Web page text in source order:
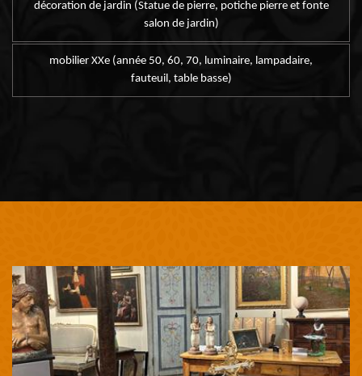
décoration de jardin (Statue de pierre, potiche pierre et fonte
salon de jardin)
mobilier XXe (année 50, 60, 70, luminaire, lampadaire,
fauteuil, table basse)